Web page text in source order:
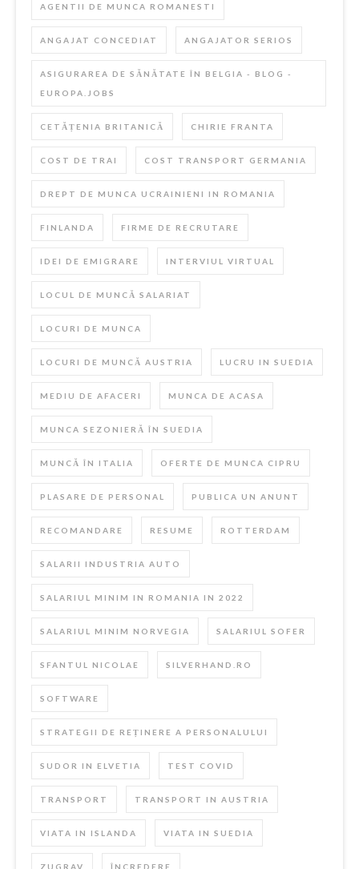
AGENTII DE MUNCA ROMANESTI
ANGAJAT CONCEDIAT ANGAJATOR SERIOS
ASIGURAREA DE SĂNĂTATE ÎN BELGIA - BLOG -
EUROPA.JOBS
CETĂȚENIA BRITANICĂ CHIRIE FRANTA
COST DE TRAI COST TRANSPORT GERMANIA
DREPT DE MUNCA UCRAINIENI IN ROMANIA
FINLANDA FIRME DE RECRUTARE
IDEI DE EMIGRARE INTERVIUL VIRTUAL
LOCUL DE MUNCĂ SALARIAT
LOCURI DE MUNCA
LOCURI DE MUNCĂ AUSTRIA LUCRU IN SUEDIA
MEDIU DE AFACERI MUNCA DE ACASA
MUNCA SEZONIERĂ ÎN SUEDIA
MUNCĂ ÎN ITALIA OFERTE DE MUNCA CIPRU
PLASARE DE PERSONAL PUBLICA UN ANUNT
RECOMANDARE RESUME ROTTERDAM
SALARII INDUSTRIA AUTO
SALARIUL MINIM IN ROMANIA IN 2022
SALARIUL MINIM NORVEGIA SALARIUL SOFER
SFANTUL NICOLAE SILVERHAND.RO
SOFTWARE
STRATEGII DE REȚINERE A PERSONALULUI
SUDOR IN ELVETIA TEST COVID
TRANSPORT TRANSPORT IN AUSTRIA
VIATA IN ISLANDA VIATA IN SUEDIA
ZUGRAV ÎNCREDERE